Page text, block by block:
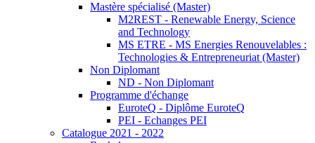
Mastère spécialisé (Master)
M2REST - Renewable Energy, Science
and Technology
MS ETRE - MS Energies Renouvelables :
Technologies & Entrepreneuriat (Master)
Non Diplomant
ND - Non Diplomant
Programme d'échange
EuroteQ - Diplôme EuroteQ
PEI - Echanges PEI
Catalogue 2021 - 2022